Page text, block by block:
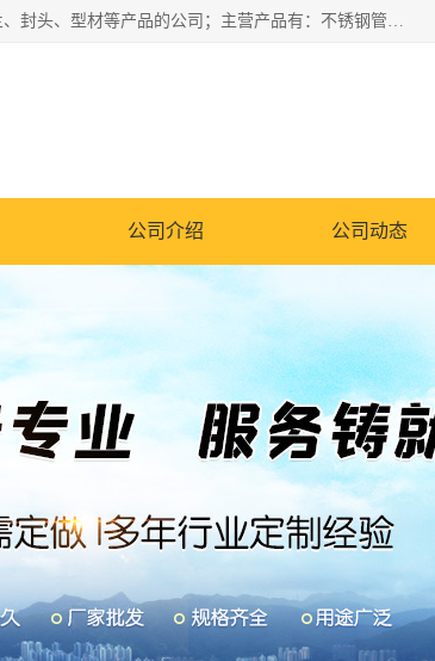
山东华钰金属材料有限公司是一家经营各种不锈钢管材、板材、圆钢、法兰、封头、型材等产品的公司；主营产品有：不锈钢管，激光切割，管件标准件，不锈钢圆钢，不锈钢人孔，不锈钢亮管，不锈钢角钢，不锈钢加工，不锈钢管子，不锈钢工业方管，不锈钢封头，不锈钢法兰，不锈钢阀门，不锈钢槽钢，不锈钢扁钢，不锈钢板等；可为客户制作各种规格的型材及不锈钢配件、非标准件及各种容器具等，能满足客户的不同采购要求。
公司介绍 公司动态